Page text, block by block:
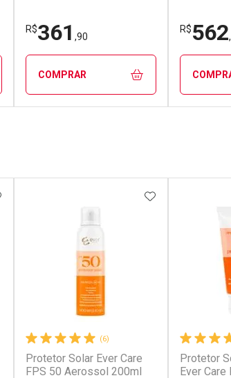
R$361 ,90
COMPRAR
Ativar Desconto
R$562
Ativar
AOS FAVORITOS
(6)
Protetor Solar Ever Care
FPS 50 Aerossol 200ml
ADICIONAR
Protetor
Ever Care